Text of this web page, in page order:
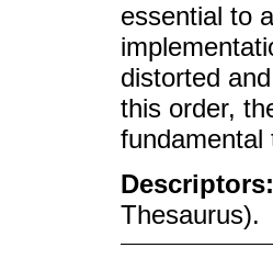
essential to
distorted
this order,
fundamental
Descriptors:
Thesaurus).